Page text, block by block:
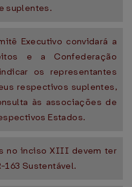
suplentes.
Executivo convidará a
e a Confederação
os representantes
respectivos suplentes,
às associações de
Estados.
no inciso XIII devem ter
163 Sustentável.